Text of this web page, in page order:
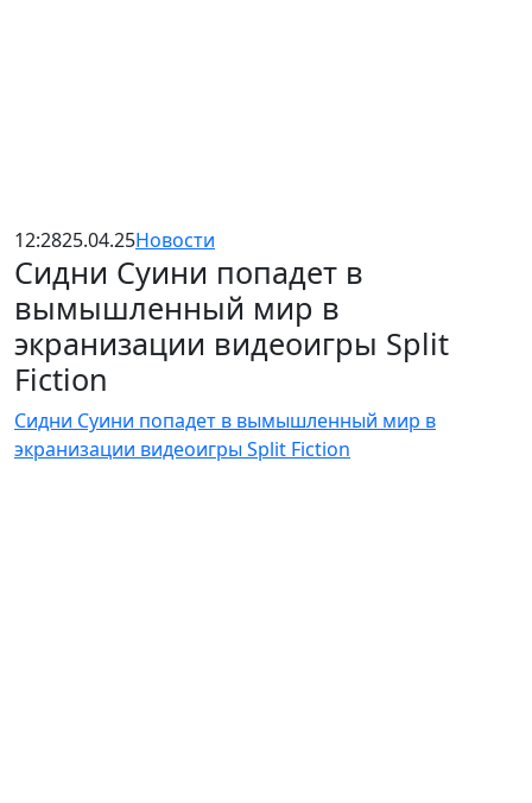
12:2825.04.25Новости
Сидни Суини попадет в
вымышленный мир в
экранизации видеоигры Split
Fiction
Сидни Суини попадет в вымышленный мир в
экранизации видеоигры Split Fiction